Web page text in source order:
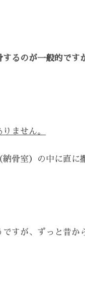
るのが一般的です
ません。
骨室）の中に直に
すが、ずっと昔か